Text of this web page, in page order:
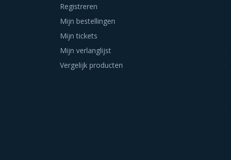
Registreren
Mijn bestellingen
Mijn tickets
Mijn verlanglijst
Vergelijk producten